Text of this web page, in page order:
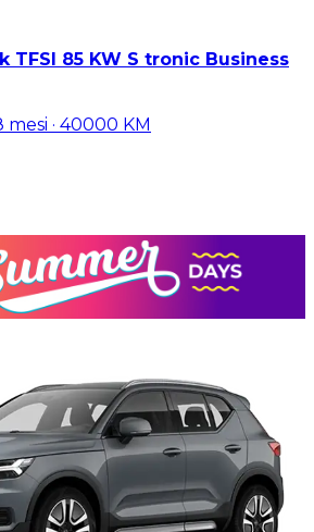
TFSI 85 KW S tronic Business
mesi · 40000 KM